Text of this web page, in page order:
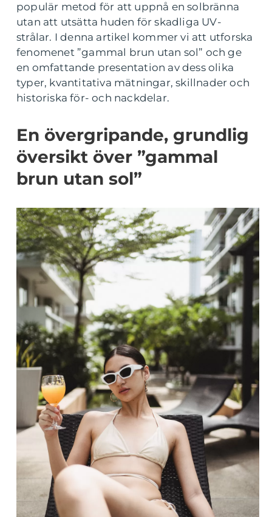
populär metod för att uppnå en solbränna
utan att utsätta huden för skadliga UV-
strålar. I denna artikel kommer vi att utforska
fenomenet ”gammal brun utan sol” och ge
en omfattande presentation av dess olika
typer, kvantitativa mätningar, skillnader och
historiska för- och nackdelar.
En övergripande, grundlig
översikt över ”gammal
brun utan sol”